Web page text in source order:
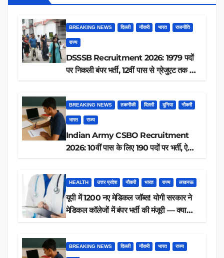
BREAKING NEWS दिल्ली नौकरी भारत राजनीति
राज्य
DSSSB Recruitment 2026: 1979 पदों
पर निकली बंपर भर्ती, 12वीं पास से ग्रेजुएट तक करें
BREAKING NEWS तकनीकी दिल्ली दुनिया नौकरी
भारत राज्य
Indian Army CSBO Recruitment
2026: 10वीं पास के लिए 190 पदों पर भर्ती, ऐसे
HEALTH उत्तर प्रदेश नौकरी भारत राज्य लखनऊ
यूपी में 1200 नए मेडिकल जॉब्स! योगी सरकार ने
मेडिकल कॉलेजों में बंपर भर्ती की मंजूरी — क्या
BREAKING NEWS दिल्ली नौकरी भारत राज्य